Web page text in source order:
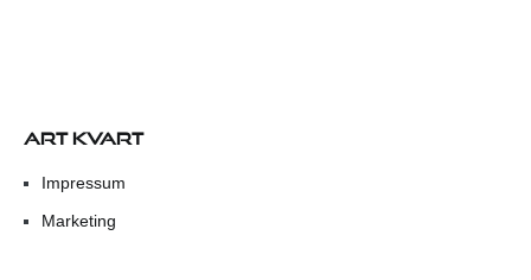
ART KVART
Impressum
Marketing